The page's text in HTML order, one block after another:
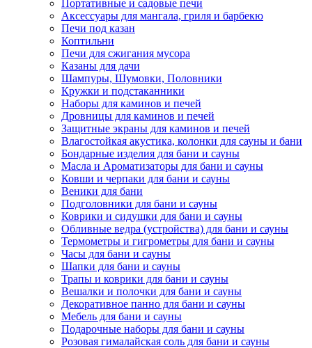
Портативные и садовые печи
Аксессуары для мангала, гриля и барбекю
Печи под казан
Коптильни
Печи для сжигания мусора
Казаны для дачи
Шампуры, Шумовки, Половники
Кружки и подстаканники
Наборы для каминов и печей
Дровницы для каминов и печей
Защитные экраны для каминов и печей
Влагостойкая акустика, колонки для сауны и бани
Бондарные изделия для бани и сауны
Масла и Ароматизаторы для бани и сауны
Ковши и черпаки для бани и сауны
Веники для бани
Подголовники для бани и сауны
Коврики и сидушки для бани и сауны
Обливные ведра (устройства) для бани и сауны
Термометры и гигрометры для бани и сауны
Часы для бани и сауны
Шапки для бани и сауны
Трапы и коврики для бани и сауны
Вешалки и полочки для бани и сауны
Декоративное панно для бани и сауны
Мебель для бани и сауны
Подарочные наборы для бани и сауны
Розовая гималайская соль для бани и сауны